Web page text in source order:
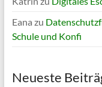
Eana zu
Schule und Konfi
Neueste